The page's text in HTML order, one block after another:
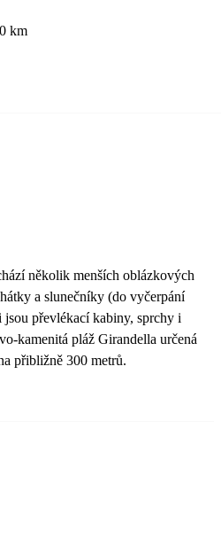
km
několik menších oblázkových
a slunečníky (do vyčerpání
převlékací kabiny, sprchy i
kamenitá pláž Girandella určená
přibližně 300 metrů.